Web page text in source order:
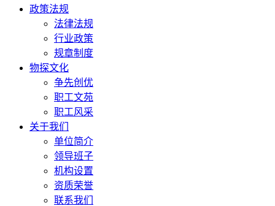
政策法规
法律法规
行业政策
规章制度
物探文化
争先创优
职工文苑
职工风采
关于我们
单位简介
领导班子
机构设置
资质荣誉
联系我们